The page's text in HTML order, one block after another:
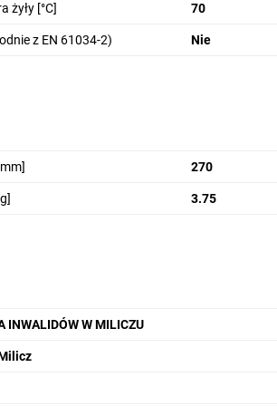
żyły [°C] 70
z EN 61034-2) Nie
270
3.75
INWALIDÓW W MILICZU